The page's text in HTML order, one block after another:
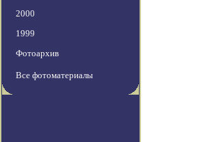
2000
1999
Фотоархив
Все фотоматериалы